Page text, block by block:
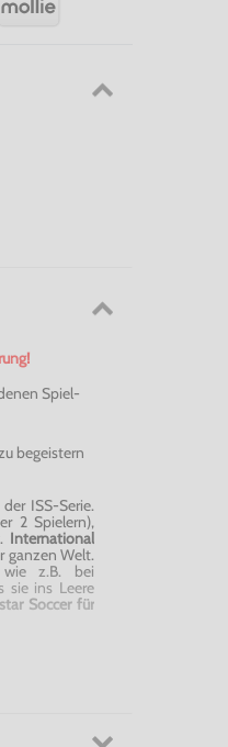
Spiel-
begeistern
ISS-Serie.
2 Spielern),
International
ganzen Welt.
wie z.B. bei
sie ins Leere
Soccer für